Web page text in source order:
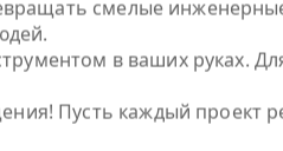
смелые
в ваших руках.
Пусть каждый проект